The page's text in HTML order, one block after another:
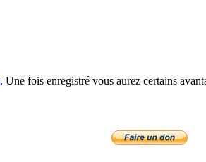
. Une fois enregistré vous aurez certains